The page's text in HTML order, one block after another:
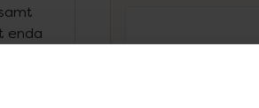
enda
och